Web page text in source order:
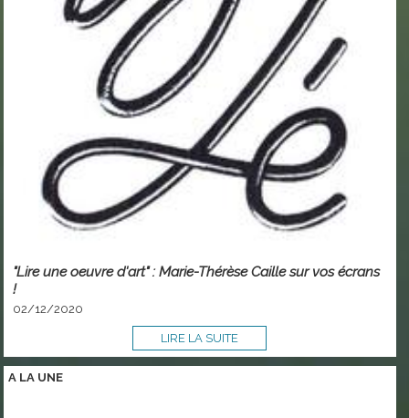
"Lire une oeuvre d'art" : Marie-Thérèse Caille sur vos écrans
!
02/12/2020
LIRE LA SUITE
A LA UNE